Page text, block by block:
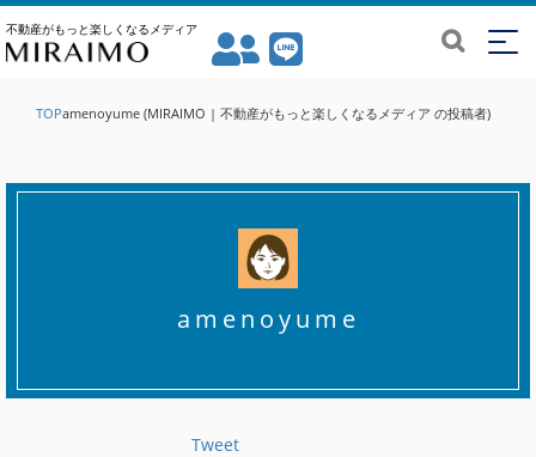
不動産がもっと楽しくなるメディア
TOPamenoyume (MIRAIMO | 不動産がもっと楽しくなるメディア の投稿者)
amenoyume
Tweet